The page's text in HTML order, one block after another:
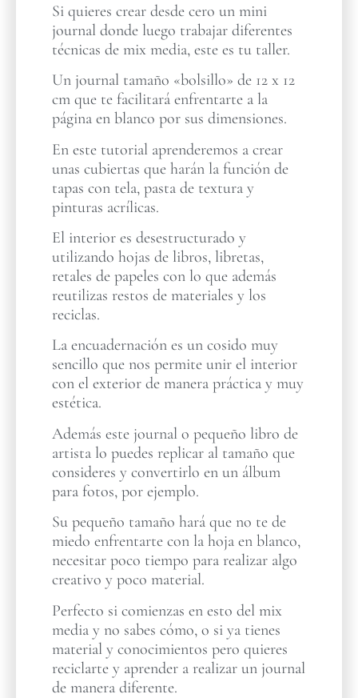
Si quieres crear desde cero un mini
journal donde luego trabajar diferentes
técnicas de mix media, este es tu taller.
Un journal tamaño «bolsillo» de 12 x 12
cm que te facilitará enfrentarte a la
página en blanco por sus dimensiones.
En este tutorial aprenderemos a crear
unas cubiertas que harán la función de
tapas con tela, pasta de textura y
pinturas acrílicas.
El interior es desestructurado y
utilizando hojas de libros, libretas,
retales de papeles con lo que además
reutilizas restos de materiales y los
reciclas.
La encuadernación es un cosido muy
sencillo que nos permite unir el interior
con el exterior de manera práctica y muy
estética.
Además este journal o pequeño libro de
artista lo puedes replicar al tamaño que
consideres y convertirlo en un álbum
para fotos, por ejemplo.
Su pequeño tamaño hará que no te de
miedo enfrentarte con la hoja en blanco,
necesitar poco tiempo para realizar algo
creativo y poco material.
Perfecto si comienzas en esto del mix
media y no sabes cómo, o si ya tienes
material y conocimientos pero quieres
reciclarte y aprender a realizar un journal
de manera diferente.